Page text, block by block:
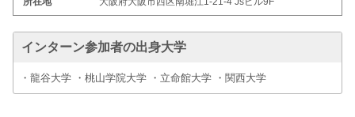
インターン参加者の出身大学
・龍谷大学 ・桃山学院大学 ・立命館大学 ・関西大学